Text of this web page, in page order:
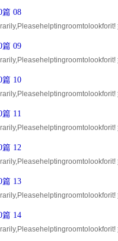
篇 08
篇 09
篇 10
11
12
篇 13
篇 14